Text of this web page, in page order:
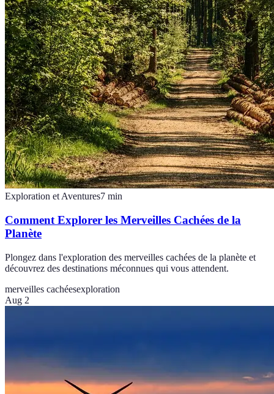
Exploration et Aventures7 min
Comment Explorer les Merveilles Cachées de la
Planète
Plongez dans l'exploration des merveilles cachées de la planète et
découvrez des destinations méconnues qui vous attendent.
merveilles cachéesexploration
Aug 2